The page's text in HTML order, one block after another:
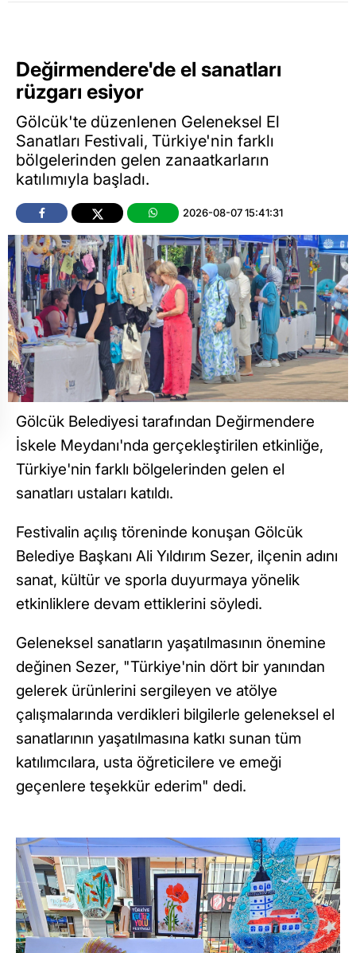
Değirmendere'de el sanatları
rüzgarı esiyor
Gölcük'te düzenlenen Geleneksel El
Sanatları Festivali, Türkiye'nin farklı
bölgelerinden gelen zanaatkarların
katılımıyla başladı.
2026-08-07 15:41:31
Gölcük Belediyesi tarafından Değirmendere
İskele Meydanı'nda gerçekleştirilen etkinliğe,
Türkiye'nin farklı bölgelerinden gelen el
sanatları ustaları katıldı.
Festivalin açılış töreninde konuşan Gölcük
Belediye Başkanı Ali Yıldırım Sezer, ilçenin adını
sanat, kültür ve sporla duyurmaya yönelik
etkinliklere devam ettiklerini söyledi.
Geleneksel sanatların yaşatılmasının önemine
değinen Sezer, "Türkiye'nin dört bir yanından
gelerek ürünlerini sergileyen ve atölye
çalışmalarında verdikleri bilgilerle geleneksel el
sanatlarının yaşatılmasına katkı sunan tüm
katılımcılara, usta öğreticilere ve emeği
geçenlere teşekkür ederim" dedi.